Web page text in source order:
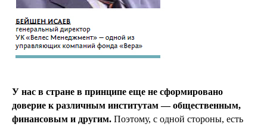
У нас в стране в принципе еще не сформировано
доверие к различным институтам — общественным,
финансовым и другим. Поэтому, с одной стороны, есть